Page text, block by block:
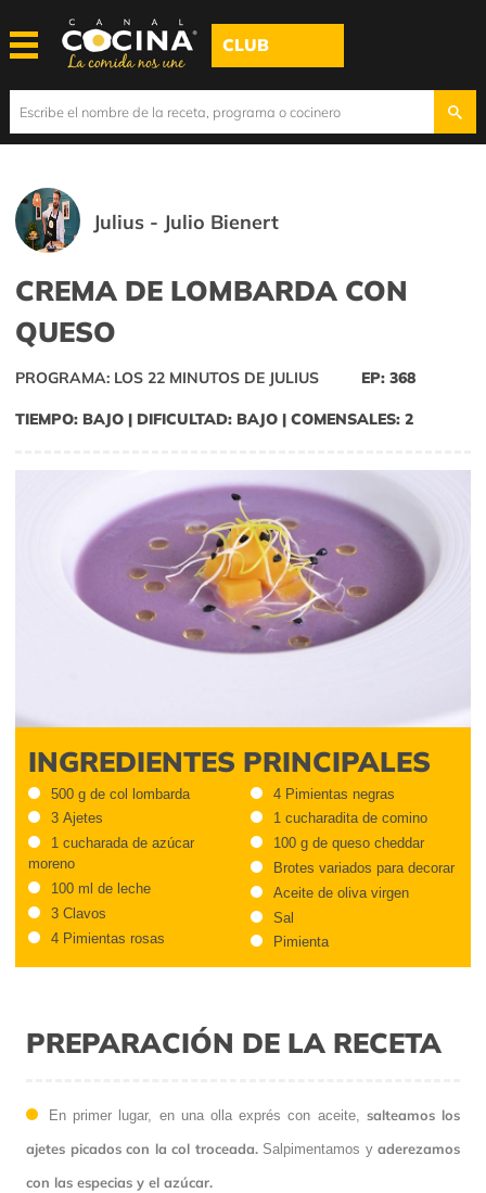
CLUB
Julius - Julio Bienert
CREMA DE LOMBARDA CON
QUESO
PROGRAMA: LOS 22 MINUTOS DE JULIUS EP: 368
TIEMPO: BAJO | DIFICULTAD: BAJO | COMENSALES: 2
INGREDIENTES PRINCIPALES
500 g de col lombarda
3 Ajetes
1 cucharada de azúcar
moreno
100 ml de leche
3 Clavos
4 Pimientas rosas
4 Pimientas negras
1 cucharadita de comino
100 g de queso cheddar
Brotes variados para decorar
Aceite de oliva virgen
Sal
Pimienta
PREPARACIÓN DE LA RECETA
En primer lugar, en una olla exprés con aceite, salteamos los
ajetes picados con la col troceada.Salpimentamos y aderezamos
con las especias y el azúcar.